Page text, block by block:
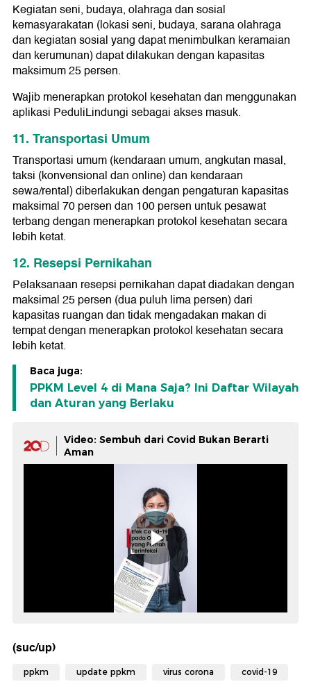
Kegiatan seni, budaya, olahraga dan sosial
kemasyarakatan (lokasi seni, budaya, sarana olahraga
dan kegiatan sosial yang dapat menimbulkan keramaian
dan kerumunan) dapat dilakukan dengan kapasitas
maksimum 25 persen.
Wajib menerapkan protokol kesehatan dan menggunakan
aplikasi PeduliLindungi sebagai akses masuk.
11. Transportasi Umum
Transportasi umum (kendaraan umum, angkutan masal,
taksi (konvensional dan online) dan kendaraan
sewa/rental) diberlakukan dengan pengaturan kapasitas
maksimal 70 persen dan 100 persen untuk pesawat
terbang dengan menerapkan protokol kesehatan secara
lebih ketat.
12. Resepsi Pernikahan
Pelaksanaan resepsi pernikahan dapat diadakan dengan
maksimal 25 persen (dua puluh lima persen) dari
kapasitas ruangan dan tidak mengadakan makan di
tempat dengan menerapkan protokol kesehatan secara
lebih ketat.
Baca juga:
PPKM Level 4 di Mana Saja? Ini Daftar Wilayah
dan Aturan yang Berlaku
Video: Sembuh dari Covid Bukan Berarti
Aman
(suc/up)
ppkm update ppkm virus corona covid-19